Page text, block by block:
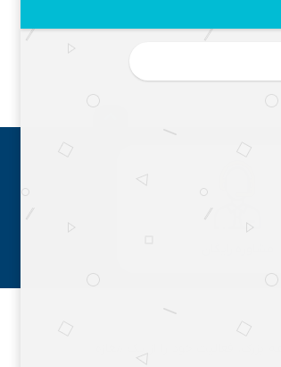
بزرگ، فعالیت خود را از یک مغازه